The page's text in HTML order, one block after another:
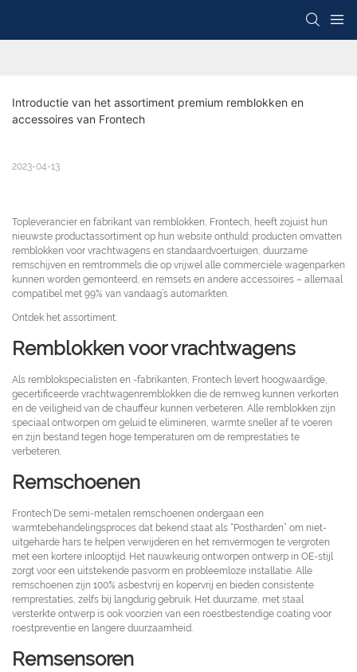
Introductie van het assortiment premium remblokken en
accessoires van Frontech
2023-04-13
Topleverancier en fabrikant van remblokken, Frontech, heeft zojuist hun
nieuwste productassortiment op hun website onthuld: producten omvatten
remblokken voor vrachtwagens en standaardvoertuigen, duurzame
remschijven en remtrommels die op vrijwel alle commerciële wagenparken
kunnen worden gemonteerd, en remsets en andere accessoires – allemaal
compatibel met 99% van vandaag’s automarkten.
Ontdek het assortiment:
Remblokken voor vrachtwagens
Als remblokspecialisten en -fabrikanten, Frontech levert hoogwaardige,
gecertificeerde vrachtwagenremblokken die de remweg kunnen verkorten
en de veiligheid van de chauffeur kunnen verbeteren. Alle remblokken zijn
speciaal ontworpen om geluid te elimineren, warmte sneller af te voeren
en zijn bestand tegen hoge temperaturen om de remprestaties te
verbeteren.
Remschoenen
Frontech’De semi-metalen remschoenen ondergaan een
warmtebehandelingsproces dat bekend staat als “Postharden” om niet-
uitgeharde hars te helpen verwijderen en het remvermogen te vergroten
met een kortere inlooptijd. Het nauwkeurig ontworpen ontwerp in OE-stijl
zorgt voor een uitstekende pasvorm en probleemloze installatie. Alle
remschoenen zijn 100% asbestvrij en kopervrij en bieden consistente
remprestaties, zelfs bij langdurig gebruik. Het duurzame, met staal
versterkte ontwerp is ook voorzien van een roestbestendige coating voor
roestpreventie en langere duurzaamheid.
Remsensoren